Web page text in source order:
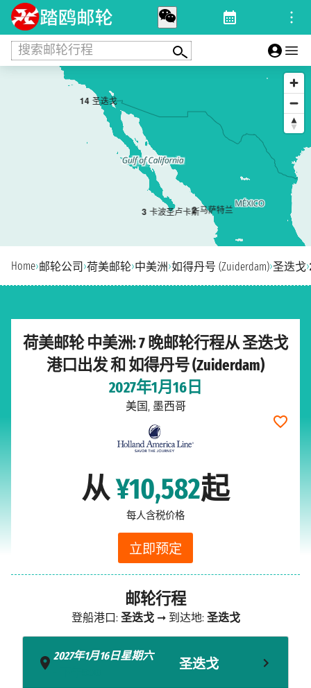
搜索邮轮行程
14 圣迭戈
2 马萨特兰
3 卡波圣卢卡斯
Home›邮轮公司 ›荷美邮轮›中美洲›如得丹号 (Zuiderdam)›圣迭戈›
荷美邮轮 中美洲: 7 晚邮轮行程从 圣迭戈
港口出发 和 如得丹号 (Zuiderdam)
2027年1月16日
美国, 墨西哥
从¥10,582起
每人含税价格
立即预定
邮轮行程
登船港口: 圣迭戈➞ 到达地: 圣迭戈
2027年1月16日星期六
圣迭戈